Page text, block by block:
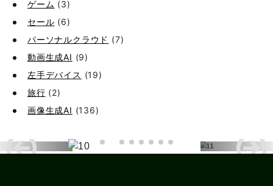
ゲーム (3)
セール (6)
パーソナルクラウド (7)
動画生成AI (9)
左手デバイス (19)
旅行 (2)
画像生成AI (136)